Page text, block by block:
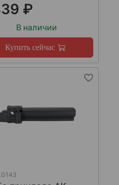
₽
В наличии
Купить сейчас